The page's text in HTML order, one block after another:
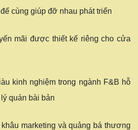
để cùng giúp đỡ nhau phát triển
mãi được thiết kế riêng cho cửa
kinh nghiệm trong ngành F&B hỗ
quán bài bản
marketing và quảng bá thương